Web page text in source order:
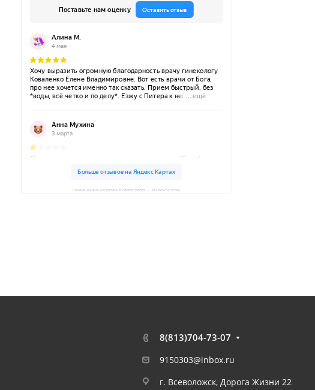
Линия жизни на карте Всеволожска — Яндекс Карты
8(813)704-73-07
9150303@inbox.ru
г. Всеволожск, Дорога Жизни 22